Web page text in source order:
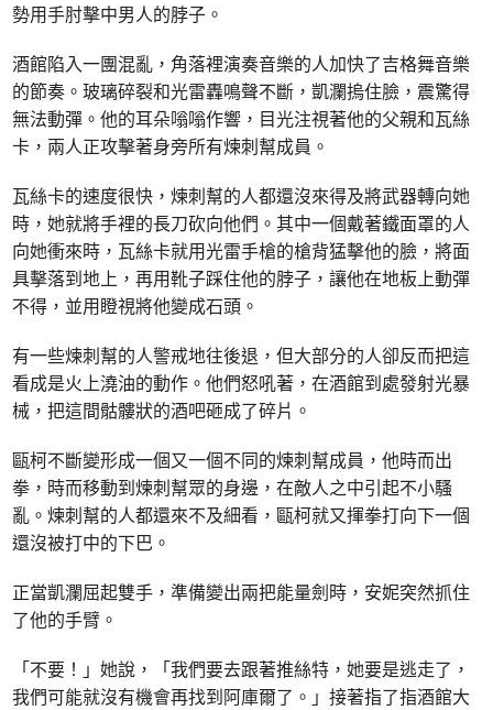
勢用手肘擊中男人的脖子。
酒館陷入一團混亂，角落裡演奏音樂的人加快了吉格舞音樂
的節奏。玻璃碎裂和光雷轟鳴聲不斷，凱瀾摀住臉，震驚得
無法動彈。他的耳朵嗡嗡作響，目光注視著他的父親和瓦絲
卡，兩人正攻擊著身旁所有煉刺幫成員。
瓦絲卡的速度很快，煉刺幫的人都還沒來得及將武器轉向她
時，她就將手裡的長刀砍向他們。其中一個戴著鐵面罩的人
向她衝來時，瓦絲卡就用光雷手槍的槍背猛擊他的臉，將面
具擊落到地上，再用靴子踩住他的脖子，讓他在地板上動彈
不得，並用瞪視將他變成石頭。
有一些煉刺幫的人警戒地往後退，但大部分的人卻反而把這
看成是火上澆油的動作。他們怒吼著，在酒館到處發射光暴
械，把這間骷髏狀的酒吧砸成了碎片。
甌柯不斷變形成一個又一個不同的煉刺幫成員，他時而出
拳，時而移動到煉刺幫眾的身邊，在敵人之中引起不小騷
亂。煉刺幫的人都還來不及細看，甌柯就又揮拳打向下一個
還沒被打中的下巴。
正當凱瀾屈起雙手，準備變出兩把能量劍時，安妮突然抓住
了他的手臂。
「不要！」她說，「我們要去跟著推絲特，她要是逃走了，
我們可能就沒有機會再找到阿庫爾了。」接著指了指酒館大